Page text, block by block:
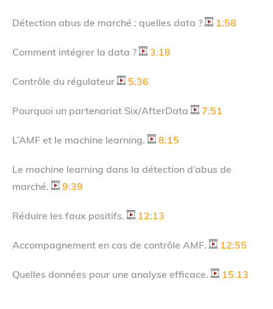
Détection abus de marché : quelles data ? 1:58
Comment intégrer la data ? 3:18
Contrôle du régulateur 5:36
Pourquoi un partenariat Six/AfterData 7:51
L’AMF et le machine learning. 8:15
Le machine learning dans la détection d’abus de
marché.
9:39
Réduire les faux positifs. 12:13
Accompagnement en cas de contrôle AMF. 12:55
Quelles données pour une analyse efficace. 15:13